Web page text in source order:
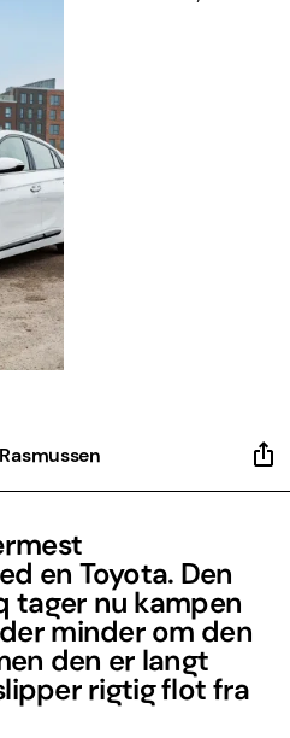
en Toyota. Den
tager nu kampen
minder om den
den er langt
rigtig flot fra